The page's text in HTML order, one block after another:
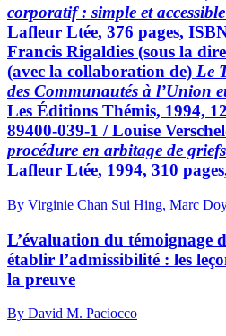
corporatif : simple et
Lafleur Ltée, 376 pages,
Francis Rigaldies (sous la
(avec la collaboration de) Le
des Communautés à l’Union
Les Éditions Thémis, 1994,
89400-039-1 / Louise
procédure en arbitage de griefs
Lafleur Ltée, 1994, 310
By Virginie Chan Sui Hing, Marc
L’évaluation du témoignage
établir l’admissibilité : les
la preuve
By David M. Paciocco